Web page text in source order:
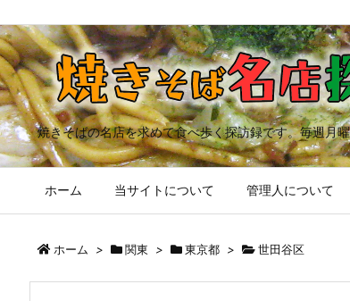
焼きそばの名店を求めて食べ歩く探訪録です。毎週月
ホーム 当サイトについて 管理人について
ホーム > 関東 > 東京都 > 世田谷区